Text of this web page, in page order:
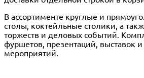
В ассортименте круглые и
столы, коктейльные столики, а
торжеств и деловых событий.
фуршетов, презентаций, выставок
мероприятий.